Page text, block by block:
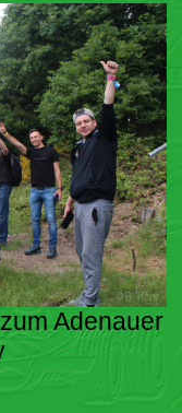
Adenauer